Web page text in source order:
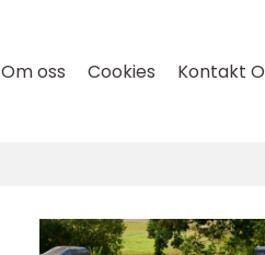
Om oss Cookies Kontakt